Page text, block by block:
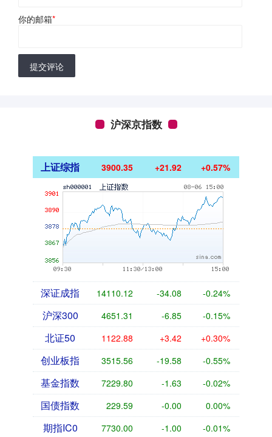
你的邮箱*
提交评论
沪深京指数
上证综指 3900.35 +21.92 +0.57%
深证成指 14110.12 -34.08 -0.24%
沪深300 4651.31 -6.85 -0.15%
北证50 1122.88 +3.42 +0.30%
创业板指 3515.56 -19.58 -0.55%
基金指数 7229.80 -1.63 -0.02%
国债指数 229.59 -0.00 0.00%
期指IC0 7730.00 -1.00 -0.01%